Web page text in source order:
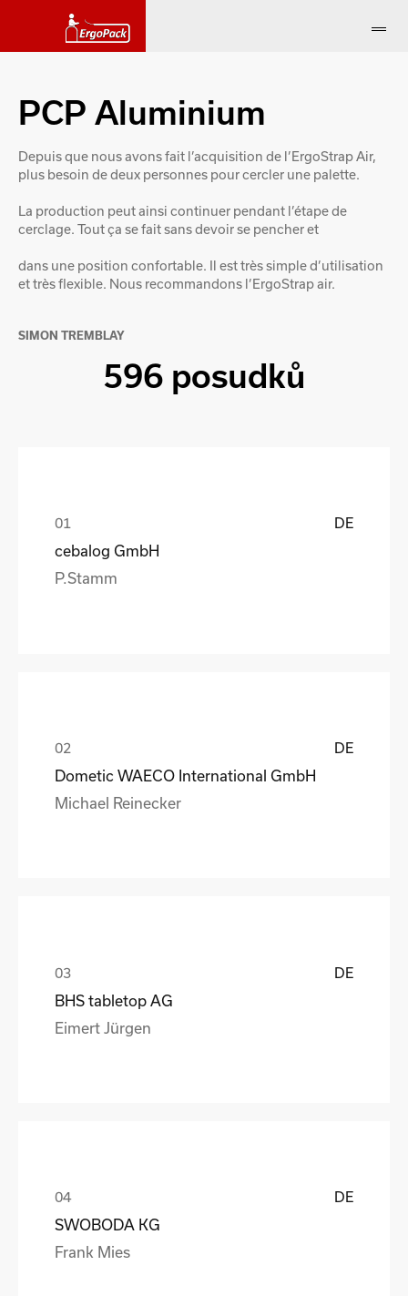
PCP Aluminium
Depuis que nous avons fait l’acquisition de l’ErgoStrap Air,
plus besoin de deux personnes pour cercler une palette.
La production peut ainsi continuer pendant l’étape de
cerclage. Tout ça se fait sans devoir se pencher et
dans une position confortable. Il est très simple d’utilisation
et très flexible. Nous recommandons l’ErgoStrap air.
SIMON TREMBLAY
596 posudků
DE
cebalog GmbH
P.Stamm
DE
Dometic WAECO International GmbH
Michael Reinecker
DE
BHS tabletop AG
Eimert Jürgen
DE
SWOBODA KG
Frank Mies